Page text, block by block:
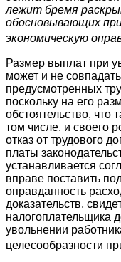
лежит бремя
обосновывающих
экономическую
Размер выплат при
может и не
предусмотренных
поскольку на его
обстоятельство, что
том числе, и своего
отказ от трудового
платы
устанавливается
вправе поставить
оправданность
доказательств,
налогоплательщика
увольнении
целесообразности